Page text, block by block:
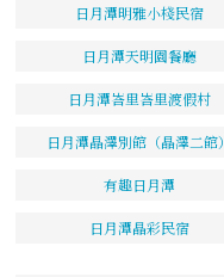
日月潭明雅小棧民宿
日月潭天明園餐廳
日月潭峇里峇里渡假村
日月潭晶澤別館（晶澤二館）
有趣日月潭
日月潭晶彩民宿